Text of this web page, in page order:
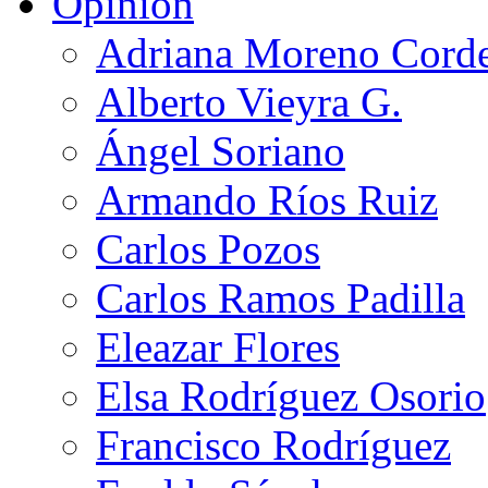
Adriana Moreno
Alberto Vieyra G.
Ángel Soriano
Armando Ríos Ruiz
Carlos Pozos
Carlos Ramos Padilla
Eleazar Flores
Elsa Rodríguez Osorio
Francisco Rodríguez